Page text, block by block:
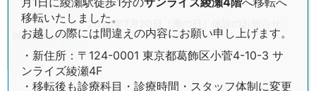
2026年7月13日
2026年7月20日（海の日）休診のお知らせ
移転いたしました。
お越しの際には間違えの内容にお願い申し上げます。
・新住所：〒124-0001 東京都葛飾区小菅4-10-3 サ
ンライズ綾瀬4F
・移転後も診療科目・診療時間・スタッフ体制に変更